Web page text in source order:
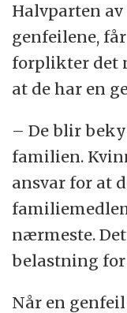
Halvparten av
genfeilene,
forplikter det
at de har en
– De blir
familien.
ansvar for at
nærmeste.
belastning
Når en